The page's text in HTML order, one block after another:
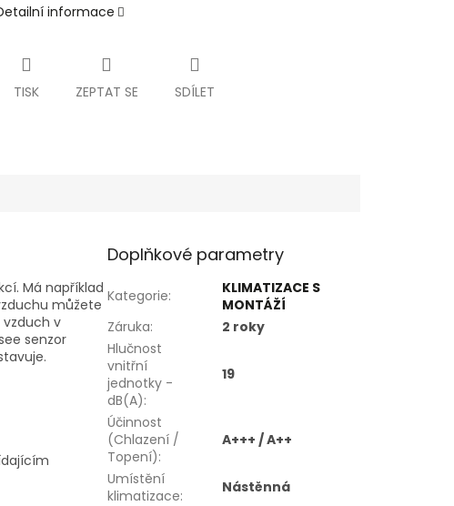
informace
TISK ZEPTAT SE SDÍLET
Má například
můžete
v
senzor
Doplňkové parametry
Kategorie:
KLIMATIZACE S
MONTÁŽÍ
Záruka:
2 roky
Hlučnost
vnitřní
jednotky -
dB(A):
19
Účinnost
(Chlazení /
Topení):
A+++ / A++
Umístění
klimatizace:
Nástěnná